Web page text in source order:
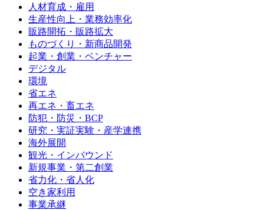
人材育成・雇用
生産性向上・業務効率化
販路開拓・販路拡大
ものづくり・新商品開発
起業・創業・ベンチャー
デジタル
環境
省エネ
再エネ・畜エネ
防犯・防災・BCP
研究・実証実験・産学連携
海外展開
観光・インバウンド
新規事業・第二創業
省力化・省人化
空き家利用
事業承継